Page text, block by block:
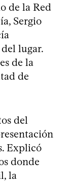
de la Red
Sergio
lugar.
de la
de
del
Explicó
donde
la